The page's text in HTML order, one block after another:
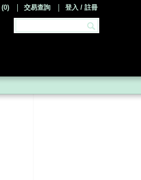
(0) 交易查詢 登入 / 註冊